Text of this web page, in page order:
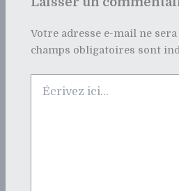
Votre adresse e-mail ne sera
champs obligatoires sont
ici…